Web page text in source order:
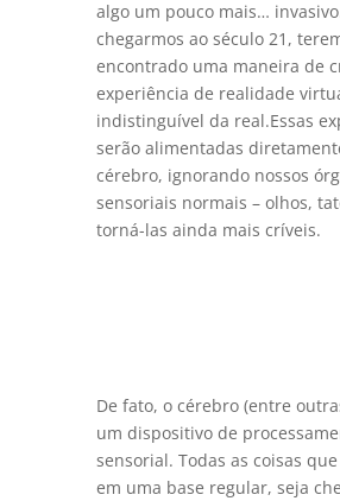
algo um pouco mais…
chegarmos ao século 21,
encontrado uma maneira de
experiência de realidade
indistinguível da real.Essas
serão alimentadas
cérebro, ignorando nossos
sensoriais normais – olhos,
torná-las ainda mais críveis.
De fato, o cérebro (entre
um dispositivo de
sensorial. Todas as coisas
em uma base regular, seja